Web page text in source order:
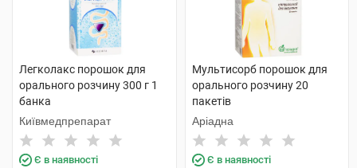
Легколакс порошок для
орального розчину 300 г 1
банка
Київмедпрепарат
Є в наявності
Мультисорб порошок для
орального розчину 20
пакетів
Аріадна
Є в наявності